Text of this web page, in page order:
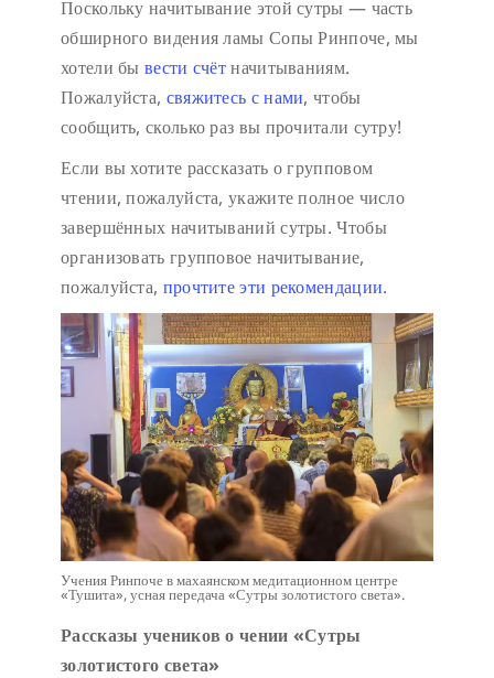
Поскольку начитывание этой сутры — часть
обширного видения ламы Сопы Ринпоче, мы
хотели бы вести счётначитываниям.
Пожалуйста, свяжитесь с нами, чтобы
сообщить, сколько раз вы прочитали сутру!
Если вы хотите рассказать о групповом
чтении, пожалуйста, укажите полное число
завершённых начитываний сутры. Чтобы
организовать групповое начитывание,
пожалуйста, прочтите эти рекомендации.
Учения Ринпоче в махаянском медитационном центре
«Тушита», усная передача «Сутры золотистого света».
Рассказы учеников о чении «Сутры
золотистого света»